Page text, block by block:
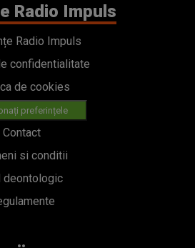
Radio Impuls
Radio Impuls
confidentialitate
de cookies
preferințele
Contact
si conditii
deontologic